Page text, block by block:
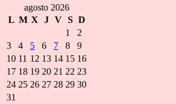
agosto 2026
L M X J V S D
1
2
3
4 5 6 7 8
9
10 11 12 13 14 15 16
17 18 19 20 21 22 23
24 25 26 27 28 29 30
31